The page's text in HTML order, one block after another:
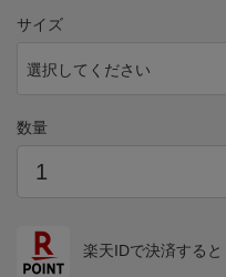
サイズ
選択してください
数量
楽天IDで決済すると